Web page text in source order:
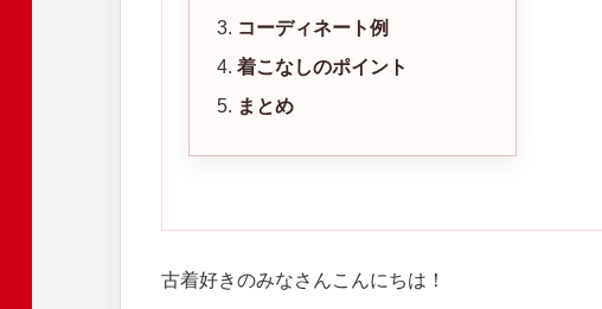
コーディネート例
着こなしのポイント
まとめ
古着好きのみなさんこんにちは！